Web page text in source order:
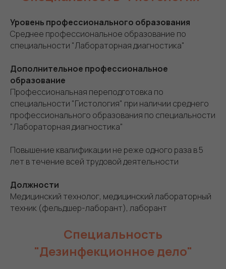
Уровень профессионального образования
Среднее профессиональное образование по
специальности "Лабораторная диагностика"
Дополнительное профессиональное
образование
Профессиональная переподготовка по
специальности "Гистология" при наличии среднего
профессионального образования по специальности
"Лабораторная диагностика"
Повышение квалификации не реже одного раза в 5
лет в течение всей трудовой деятельности
Должности
Медицинский технолог, медицинский лабораторный
техник (фельдшер-лаборант), лаборант
Специальность
"Дезинфекционное дело"